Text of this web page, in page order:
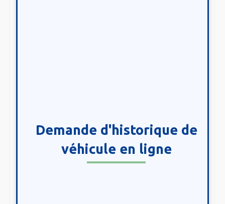
Demande d'historique de
véhicule en ligne